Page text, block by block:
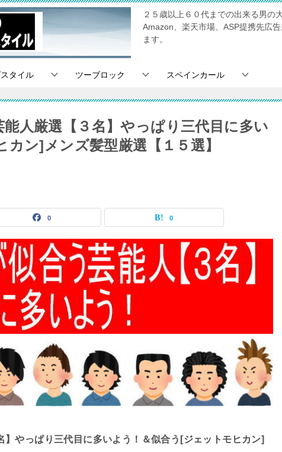
２５歳以上６０代までの出来る男の
Amazon、楽天市場、ASP提携先広
ます。
タイル ツーブロック スペインカール
人厳選【３名】やっぱり三代目に多い
ン]メンズ髪型厳選【１５選】
0 0
やっぱり三代目に多いよう！＆似合う[ジェットモヒカン]